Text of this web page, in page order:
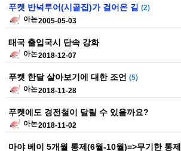
푸켓 반넉투어(시골집)가 걸어온 길 (2)
아논2005-05-03
태국 출입국시 단속 강화
아논2018-12-07
푸켓 한달 살아보기에 대한 조언 (5)
아논2018-11-28
푸켓에도 경전철이 달릴 수 있을까요?
아논2018-11-02
마야 베이 5개월 통제(6월-10월)=>무기한 통제